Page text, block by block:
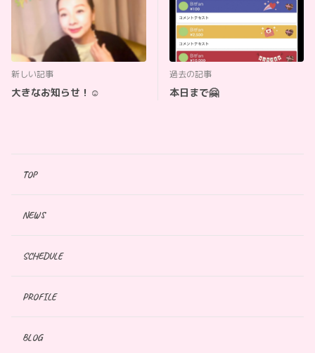
新しい記事
大きなお知らせ！☺️
過去の記事
本日まで🤗
TOP
NEWS
SCHEDULE
PROFILE
BLOG